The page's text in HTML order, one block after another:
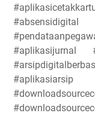
#absensidigital
#aplikasijurnal